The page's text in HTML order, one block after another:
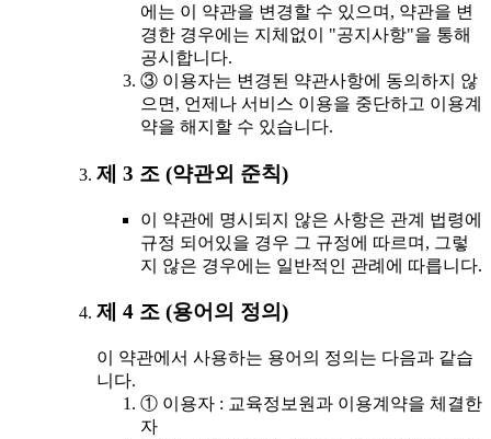
에는 이 약관을 변경할 수 있으며, 약관을 변
경한 경우에는 지체없이 "공지사항"을 통해
공시합니다.
③ 이용자는 변경된 약관사항에 동의하지 않
으면, 언제나 서비스 이용을 중단하고 이용계
약을 해지할 수 있습니다.
제 3 조 (약관외 준칙)
이 약관에 명시되지 않은 사항은 관계 법령에
규정 되어있을 경우 그 규정에 따르며, 그렇
지 않은 경우에는 일반적인 관례에 따릅니다.
제 4 조 (용어의 정의)
이 약관에서 사용하는 용어의 정의는 다음과 같습
니다.
① 이용자 : 교육정보원과 이용계약을 체결한
자